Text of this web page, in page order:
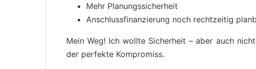
Mehr Planungssicherheit
Anschlussfinanzierung noch rechtzeitig
Mein Weg! Ich wollte Sicherheit – aber auch
der perfekte Kompromiss.